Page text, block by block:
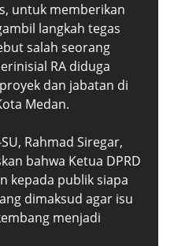
untuk memberikan
langkah tegas
salah seorang
RA diduga
dan jabatan di
Medan.
Rahmad Siregar,
bahwa Ketua DPRD
kepada publik siapa
dimaksud agar isu
menjadi